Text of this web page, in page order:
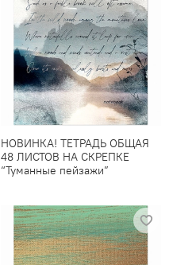
НОВИНКА! ТЕТРАДЬ ОБЩАЯ
48 ЛИСТОВ НА СКРЕПКЕ
“Туманные пейзажи”